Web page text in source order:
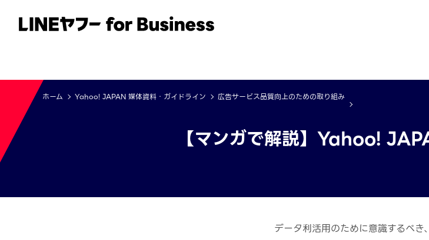
サービス 事例 イベント・セミナー
ホーム Yahoo! JAPAN 媒体資料・ガイドライン 広告サービス品質向上のための取り組み
【マンガで解説】Yahoo!
データ利活用のために意識するべき